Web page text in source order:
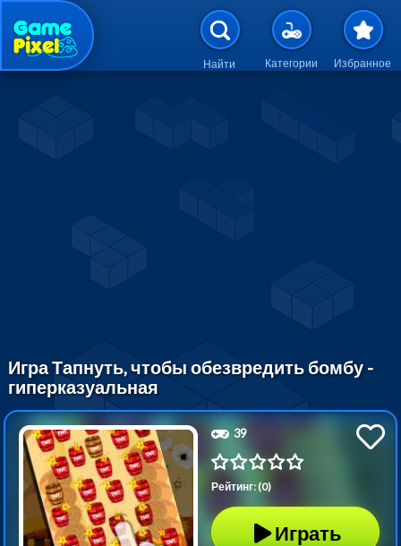
Перейти к основному
Найти Категории Избранное
Игра Тапнуть, чтобы обезвредить бомбу -
гиперказуальная
39
Рейтинг: (0)
Играть